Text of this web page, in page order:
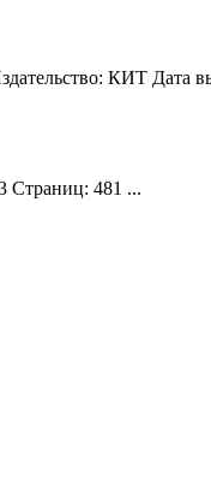
КИТ Дата
Страниц: 481 ...